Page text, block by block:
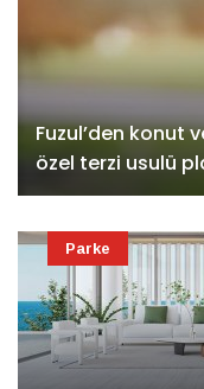
Fuzul’den konut
özel terzi usulü
Parke